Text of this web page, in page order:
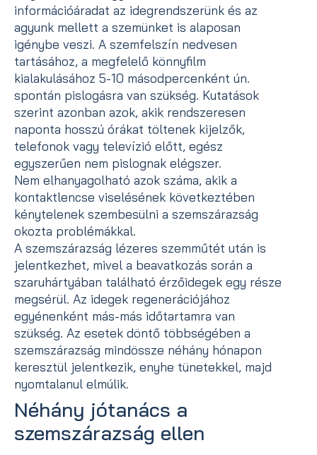
információáradat az idegrendszerünk és az
agyunk mellett a szemünket is alaposan
igénybe veszi. A szemfelszín nedvesen
tartásához, a megfelelő könnyfilm
kialakulásához 5-10 másodpercenként ún.
spontán pislogásra van szükség. Kutatások
szerint azonban azok, akik rendszeresen
naponta hosszú órákat töltenek kijelzők,
telefonok vagy televízió előtt, egész
egyszerűen nem pislognak elégszer.
Nem elhanyagolható azok száma, akik a
kontaktlencse viselésének következtében
kénytelenek szembesülni a szemszárazság
okozta problémákkal.
A szemszárazság lézeres szemműtét után is
jelentkezhet, mivel a beavatkozás során a
szaruhártyában található érzőidegek egy része
megsérül. Az idegek regenerációjához
egyénenként más-más időtartamra van
szükség. Az esetek döntő többségében a
szemszárazság mindössze néhány hónapon
keresztül jelentkezik, enyhe tünetekkel, majd
nyomtalanul elmúlik.
Néhány jótanács a
szemszárazság ellen